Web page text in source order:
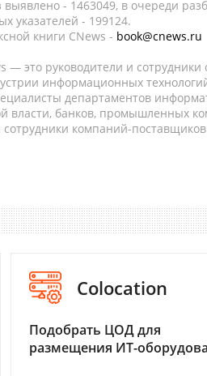
- 1463049, в очереди
указателей - 199124.
книги CNews - book@cnews.ru
— это руководители и
информационных
департаментов
власти, банков, промышленных
сотрудники компаний-
Colocation
Подобрать ЦОД для
размещения ИТ-